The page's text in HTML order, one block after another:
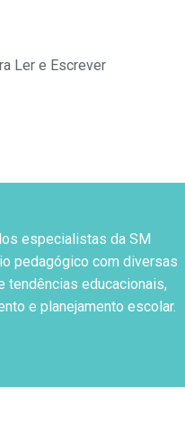
Ler e Escrever
especialistas da SM
pedagógico com diversas
educacionais,
e planejamento escolar.